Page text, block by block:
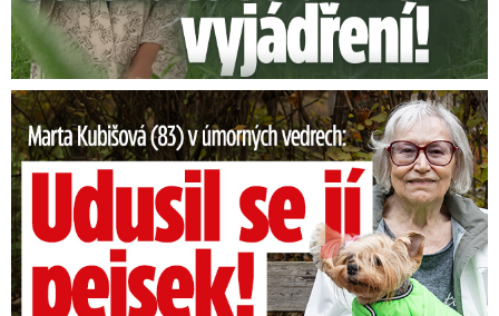
Marta Kubišová (83) v úmorných vedrech: Udusil se jí pejsek!